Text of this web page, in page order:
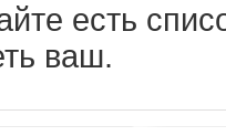
есть
ваш.